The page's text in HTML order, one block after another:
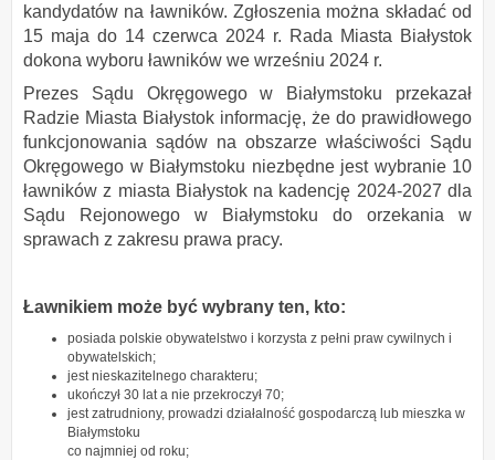
kandydatów na ławników. Zgłoszenia można składać od
15 maja do 14 czerwca 2024 r. Rada Miasta Białystok
dokona wyboru ławników we wrześniu 2024 r.
Prezes Sądu Okręgowego w Białymstoku przekazał
Radzie Miasta Białystok informację, że do prawidłowego
funkcjonowania sądów na obszarze właściwości Sądu
Okręgowego w Białymstoku niezbędne jest wybranie 10
ławników z miasta Białystok na kadencję 2024-2027 dla
Sądu Rejonowego w Białymstoku do orzekania w
sprawach z zakresu prawa pracy.
Ławnikiem może być wybrany ten, kto:
posiada polskie obywatelstwo i korzysta z pełni praw cywilnych i
obywatelskich;
jest nieskazitelnego charakteru;
ukończył 30 lat a nie przekroczył 70;
jest zatrudniony, prowadzi działalność gospodarczą lub mieszka w
Białymstoku
co najmniej od roku;